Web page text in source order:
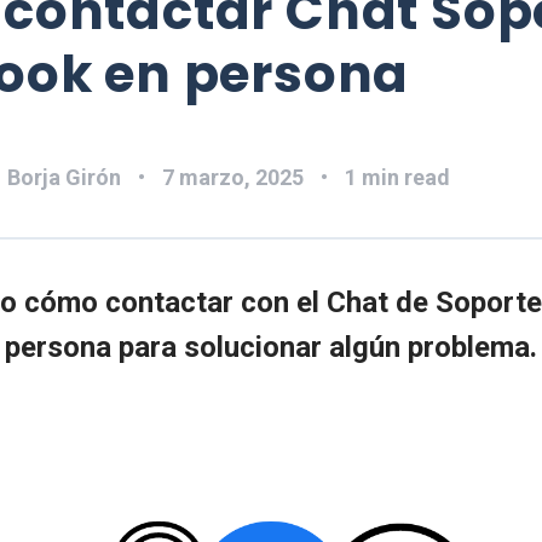
en persona
Borja Girón 7 marzo, 2025 1 min read
cómo contactar con el Chat de
para solucionar algún problema.